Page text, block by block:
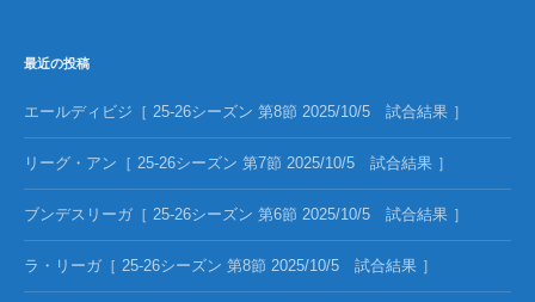
最近の投稿
エールディビジ［ 25-26シーズン 第8節 2025/10/5 試合結果 ］
リーグ・アン［ 25-26シーズン 第7節 2025/10/5 試合結果 ］
ブンデスリーガ［ 25-26シーズン 第6節 2025/10/5 試合結果 ］
ラ・リーガ［ 25-26シーズン 第8節 2025/10/5 試合結果 ］